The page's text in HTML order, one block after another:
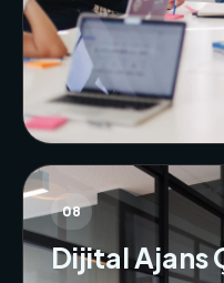
08
Dijital Ajans